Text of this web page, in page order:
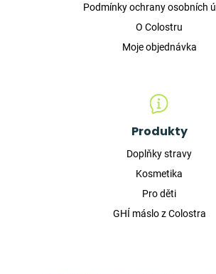
Podmínky ochrany osobních
O Colostru
Moje objednávka
Produkty
Doplňky stravy
Kosmetika
Pro děti
GHÍ máslo z Colostra